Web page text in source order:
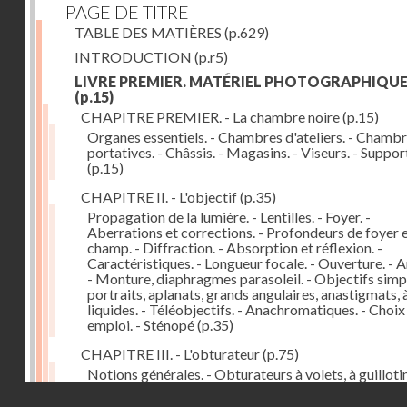
PAGE DE TITRE
TABLE DES MATIÈRES (p.629)
INTRODUCTION (p.r5)
LIVRE PREMIER. MATÉRIEL PHOTOGRAPHIQUE
(p.15)
CHAPITRE PREMIER. - La chambre noire(p.15)
Organes essentiels. - Chambres d'ateliers. -
portatives. - Châssis. - Magasins. - Viseurs. -
(p.15)
CHAPITRE II. - L'objectif(p.35)
Propagation de la lumière. - Lentilles. - Foyer. -
Aberrations et corrections. - Profondeurs de foyer
champ. - Diffraction. - Absorption et réflexion. -
Caractéristiques. - Longueur focale. - Ouverture. -
- Monture, diaphragmes parasoleil. - Objectifs
portraits, aplanats, grands angulaires, anastigmats,
liquides. - Téléobjectifs. - Anachromatiques. -
emploi. - Sténopé(p.35)
CHAPITRE III. - L'obturateur(p.75)
Notions générales. - Obturateurs à volets, à